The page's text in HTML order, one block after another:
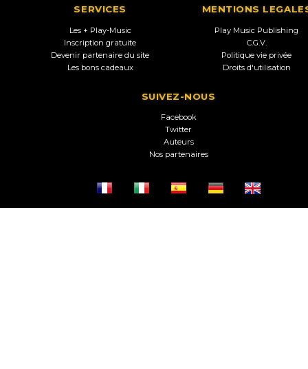
SERVICES
Les + Play-Music
Inscription gratuite
Devenir partenaire du site
Les bons cadeaux
MENTIONS
Play Music Publishing
C.G.V.
Politique vie privée
Droits d'utilisation
SUIVEZ-NOUS
Facebook
Twitter
Auteurs
Nos partenaires